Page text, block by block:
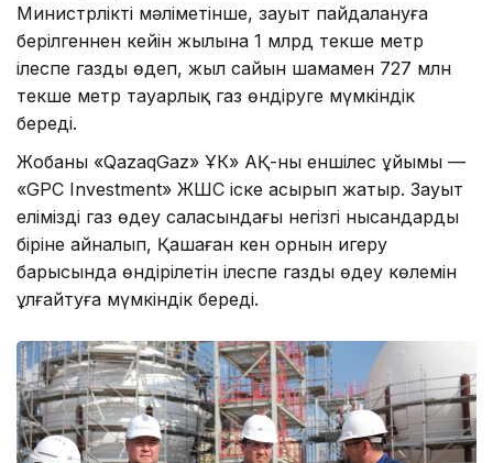
Министрліктің мәліметінше, зауыт пайдалануға
берілгеннен кейін жылына 1 млрд текше метр
ілеспе газды өңдеп, жыл сайын шамамен 727 млн
текше метр тауарлық газ өндіруге мүмкіндік
береді.
Жобаны «QazaqGaz» ҰК» АҚ-ның еншілес ұйымы —
«GPC Investment» ЖШС іске асырып жатыр. Зауыт
еліміздің газ өңдеу саласындағы негізгі нысандардың
біріне айналып, Қашаған кен орнын игеру
барысында өндірілетін ілеспе газды өңдеу көлемін
ұлғайтуға мүмкіндік береді.